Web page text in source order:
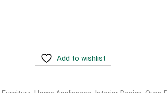
Add to wishlist